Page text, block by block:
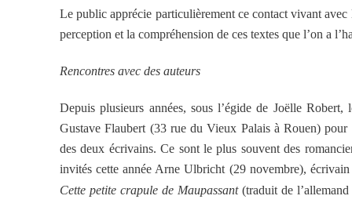
Le public apprécie particulièrement ce contact vivant
perception et la compréhension de ces textes que l’on a
Rencontres avec des auteurs
Depuis plusieurs années, sous l’égide de Joëlle
Gustave Flaubert (33 rue du Vieux Palais à Rouen) pour
des deux écrivains. Ce sont le plus souvent des
invités cette année Arne Ulbricht (29 novembre),
Cette petite crapule de Maupassant(traduit de